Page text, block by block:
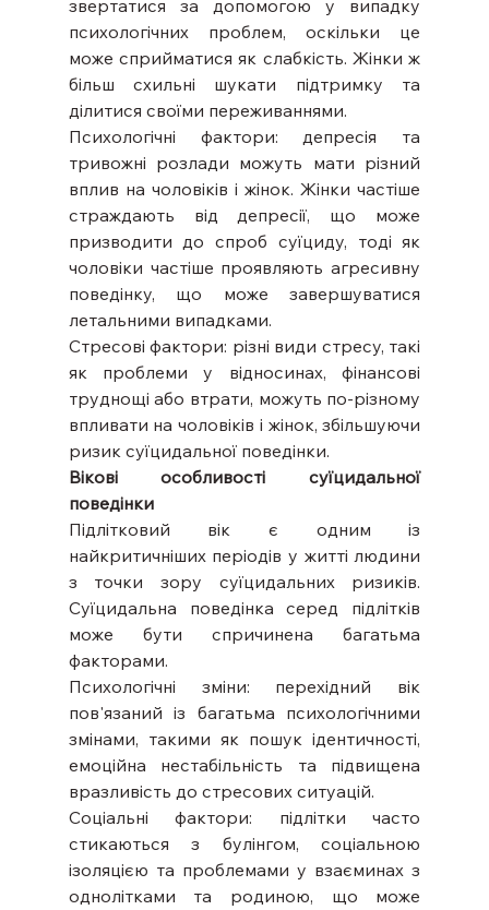
звертатися за допомогою у випадку
психологічних проблем, оскільки це
може сприйматися як слабкість. Жінки ж
більш схильні шукати підтримку та
ділитися своїми переживаннями.
Психологічні фактори: депресія та
тривожні розлади можуть мати різний
вплив на чоловіків і жінок. Жінки частіше
страждають від депресії, що може
призводити до спроб суїциду, тоді як
чоловіки частіше проявляють агресивну
поведінку, що може завершуватися
летальними випадками.
Стресові фактори: різні види стресу, такі
як проблеми у відносинах, фінансові
труднощі або втрати, можуть по-різному
впливати на чоловіків і жінок, збільшуючи
ризик суїцидальної поведінки.
Вікові особливості суїцидальної
поведінки
Підлітковий вік є одним із
найкритичніших періодів у житті людини
з точки зору суїцидальних ризиків.
Суїцидальна поведінка серед підлітків
може бути спричинена багатьма
факторами.
Психологічні зміни: перехідний вік
пов'язаний із багатьма психологічними
змінами, такими як пошук ідентичності,
емоційна нестабільність та підвищена
вразливість до стресових ситуацій.
Соціальні фактори: підлітки часто
стикаються з булінгом, соціальною
ізоляцією та проблемами у взаєминах з
однолітками та родиною, що може